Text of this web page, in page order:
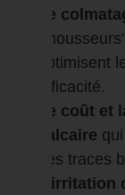
Le
optimisent
efficacité.
Le coût
calcaire
des traces
L'irritation